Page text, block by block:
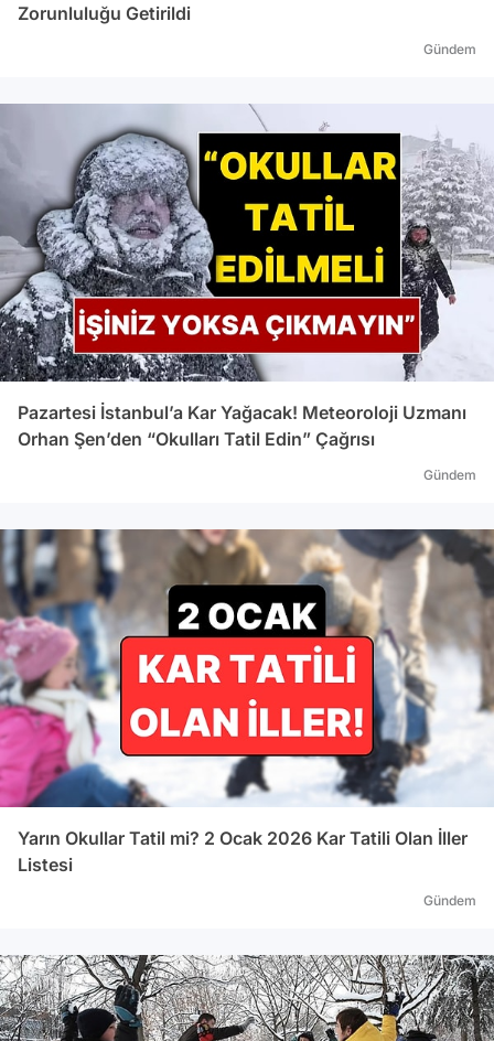
Zorunluluğu Getirildi
Gündem
Pazartesi İstanbul’a Kar Yağacak! Meteoroloji Uzmanı
Orhan Şen’den “Okulları Tatil Edin” Çağrısı
Gündem
Yarın Okullar Tatil mi? 2 Ocak 2026 Kar Tatili Olan İller
Listesi
Gündem